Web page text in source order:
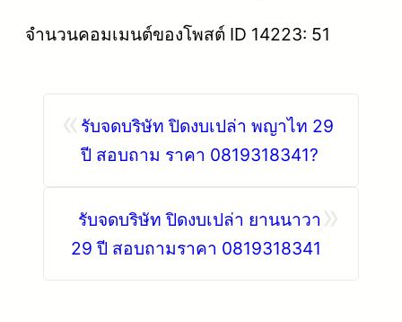
จำนวนคอมเมนต์ของโพสต์ ID 14223: 51
รับจดบริษัท ปิดงบเปล่า พญาไท 29
ปี สอบถาม ราคา 0819318341?
รับจดบริษัท ปิดงบเปล่า ยานนาวา
29 ปี สอบถามราคา 0819318341